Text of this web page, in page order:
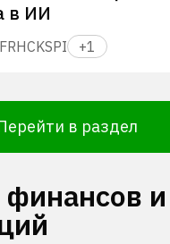
в ИИ
FRHCKSPI +1
в раздел
и